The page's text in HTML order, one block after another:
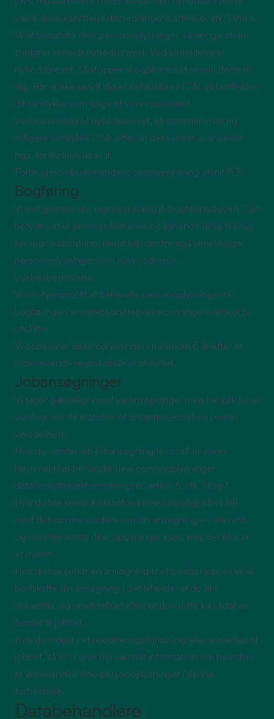
være databeskyttelsesforordningens artikel 6, stk. 1 litra a.
Vi vil behandle dine personoplysninger, så længe at du
stadig er tilmeldt nyhedsbrevet. Ved afmeldelse af
nyhedsbrevet, så stopper vi også med at sende dette til
dig. Har vi ikke sendt dig et nyhedsbrev i 1 år, så bortfalder
dit samtykke som følge af vores passivitet.
Ved framelding af nyhedsbrevet, så gemmer vi dit nu
tidligere samtykke i 2 år efter, at det senest er anvendt
pga. forældelseskrav jf.
Forbrugerombudsmandens spamvejledning afsnit 11.3.
Bogføring
Vi skal gemme alle regnskabsbilag jf. bogføringsloven. Det
betyder, at vi gemmer fakturaer og lignende bilag til brug
for regnskabsføring. Heraf kan der fremgå almindelige
personoplysninger som navn, adresse,
ydelsesbeskrivelse.
Vores hjemmel til at behandle personoplysninger til
bogføringen er databeskyttelsesforordningens artikel 6,
stk.1 litra.
Vi opbevarer disse oplysninger i minimum 5 år efter at
indeværende regnskabsår er afsluttet.
Jobansøgninger
Vi tager glædeligt imod jobansøgninger med henblik på at
vurdere om de matcher et ansættelsesbehov i vores
virksomhed.
Hvis du sender din jobansøgning til os, så er vores
hjemmel til at behandle dine personoplysninger
databeskyttelsesforordningens artikel 6, stk. 1 litra f.
Hvis du har sendt en uopfordret ansøgning, så vil HR
med det samme vurdere om din ansøgning er relevant,
og herefter slette dine oplysninger igen, hvis der ikke er
et match.
Hvis du har sendt en ansøgning til et opslået job, så vil vi
bortskaffe din ansøgning i det tilfælde, at du ikke
ansættes, og umiddelbart efter at den rette kandidat er
fundet til jobbet.
Hvis du indgår i et rekrutteringsforløb og/eller ansættes til
jobbet, så vil vi give dig særskilt information om hvordan,
at vi behandler dine personoplysninger i denne
forbindelse.
Databehandlere